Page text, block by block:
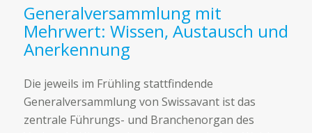
Generalversammlung mit
Mehrwert: Wissen, Austausch und
Anerkennung
Die jeweils im Frühling stattfindende
Generalversammlung von Swissavant ist das
zentrale Führungs- und Branchenorgan des